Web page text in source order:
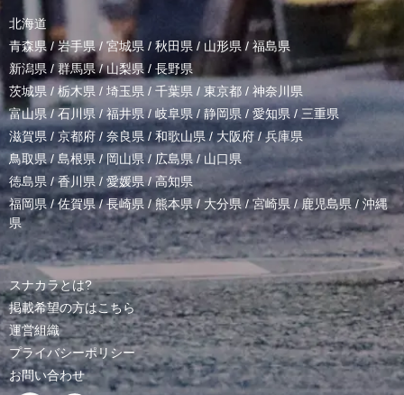
北海道
青森県 / 岩手県/ 宮城県 / 秋田県 / 山形県/ 福島県
新潟県 /群馬県/山梨県 / 長野県
茨城県 / 栃木県 / 埼玉県 / 千葉県 / 東京都 / 神奈川県
富山県 /石川県/福井県/岐阜県 / 静岡県 / 愛知県 / 三重県
滋賀県 / 京都府 / 奈良県 / 和歌山県/ 大阪府 /兵庫県
鳥取県/ 島根県 /岡山県/ 広島県 / 山口県
徳島県 /香川県 / 愛媛県/高知県
福岡県/佐賀県/長崎県 /熊本県/ 大分県/宮崎県 /鹿児島県 / 沖縄
県
スナカラとは?
掲載希望の方はこちら
運営組織
プライバシーポリシー
お問い合わせ